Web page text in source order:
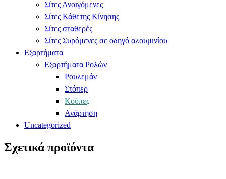
Σίτες Ανοιγόμενες
Σίτες Κάθετης Κίνησης
Σίτες σταθερές
Σίτες Συρόμενες σε οδηγό αλουμινίου
Εξαρτήματα
Εξαρτήματα Ρολών
Ρουλεμάν
Στόπερ
Κούπες
Ανάρτηση
Uncategorized
Σχετικά προϊόντα